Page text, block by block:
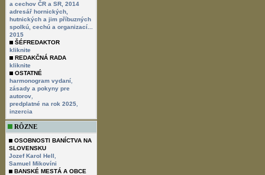
a cechov ČR a SR, 2014
adresář hornických,
hutnických a jim příbuzných
spolkú, cechú a organizací...
2015
ŠÉFREDAKTOR
kliknite
REDAKČNÁ RADA
kliknite
OSTATNÉ
harmonogram vydaní
zásady a pokyny pre
autorov
predplatné na rok 2025
inzercia
RÔZNE
OSOBNOSTI BANÍCTVA NA
SLOVENSKU
Jozef Karol Hell
Samuel Mikovíni
BANSKÉ MESTÁ A OBCE